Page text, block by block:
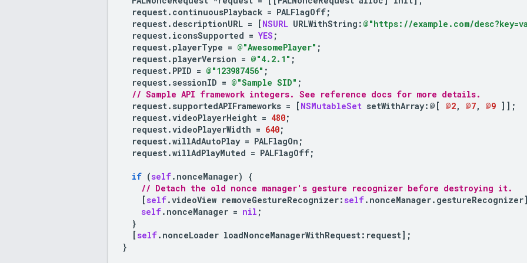
request. continuousPlayback = PALFlagOff;
request. descriptionURL = [ NSURL URLWithString : @"https://example.com/
request. iconsSupported = YES ;
request. playerType = @"AwesomePlayer" ;
request. playerVersion = @"4.2.1" ;
request. PPID = @"123987456" ;
request. sessionID = @"Sample SID" ;
// Sample API framework integers. See reference docs for more details.
request. supportedAPIFrameworks = [ NSMutableSet setWithArray: @[ @2, @7, @9 ] ];
request.videoPlayerHeight = 480;
request.videoPlayerWidth = 640;
request.willAdAutoPlay = PALFlagOn ;
request.willAdPlayMuted = PALFlagOff;
if (self. nonceManager)
{
// Detach the old nonce manager's gesture recognizer before destroying it.
[ self.videoView removeGestureRecognizer: self. nonceManager. gestureRecognizer
self. nonceManager = nil ;
}
[ self. nonceLoader loadNonceManagerWithRequest: request];
}